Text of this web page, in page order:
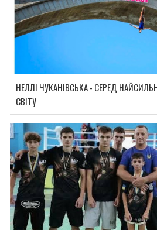
НЕЛЛІ ЧУКАНІВСЬКА - СЕРЕД
СВІТУ